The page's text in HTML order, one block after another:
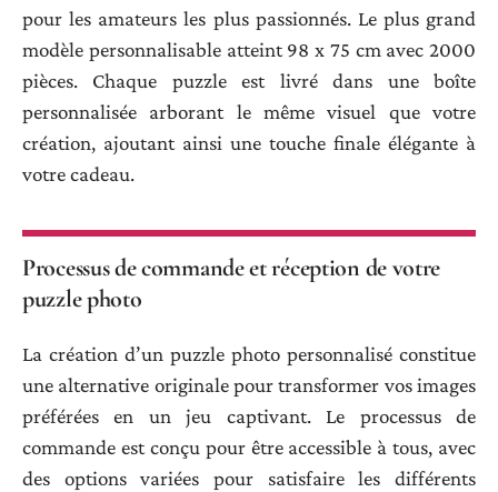
pour les amateurs les plus passionnés. Le plus grand
modèle personnalisable atteint 98 x 75 cm avec 2000
pièces. Chaque puzzle est livré dans une boîte
personnalisée arborant le même visuel que votre
création, ajoutant ainsi une touche finale élégante à
votre cadeau.
Processus de commande et réception de votre
puzzle photo
La création d’un puzzle photo personnalisé constitue
une alternative originale pour transformer vos images
préférées en un jeu captivant. Le processus de
commande est conçu pour être accessible à tous, avec
des options variées pour satisfaire les différents